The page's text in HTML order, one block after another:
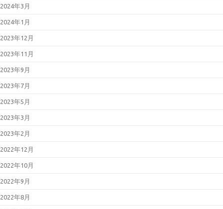
2026年04月08日
Type」における複数の脆弱性につ
いて（JVN#66473735）
2026年03月11日
脆弱性対策について(2026年3月)
2026年03月11日
および Reader の脆弱性対策につ
いて(2026年3月)
2026年02月25日
エンドポイントマネージャー オン
プレミス版」におけるパストラバ
ーサルの脆弱性について
（JVN#79096585）
2026年02月13日
けるOSコマンドインジェクション
の脆弱性について
2026年02月12日
2026年01月23日
13878）
弱性対策について(2026年1月)
Email Gatewayの脆弱性対策につ
2024年3月
2024年1月
2023年12月
2023年11月
2023年9月
2023年7月
2023年5月
2023年3月
2023年2月
2022年12月
2022年10月
2022年9月
2022年8月